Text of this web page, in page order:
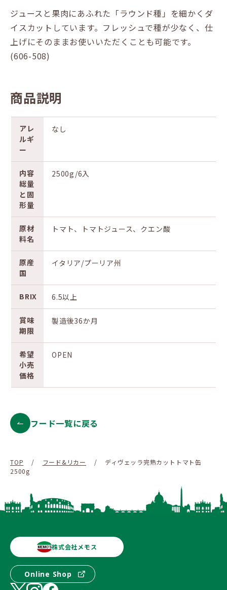
ジュースと果肉にあふれた「ラウンド種」を細かくダ
イスカットしています。フレッシュで種が少なく、仕
上げにそのままお使いいただくことも可能です。
(606-508)
商品説明
アレ
ルギ
ー
なし
内容
総量
と固
形量
2500g/6入
原材
料名
トマト、トマトジュース、クエン酸
原産
国
イタリア/プーリア州
BRIX 6.5以上
賞味
期限
製造後36か月
希望
小売
価格
OPEN
フード一覧に戻る
TOP / フード&リカー /
ディヴェッラ完熟カットトマト缶
2500g
株式会社メモス
Online Shop